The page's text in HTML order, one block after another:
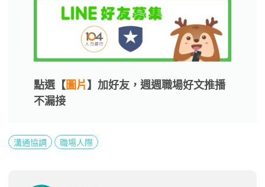
點選【 圖片 】加好友，週週職場好文推播
不漏接
溝通協調 職場人際